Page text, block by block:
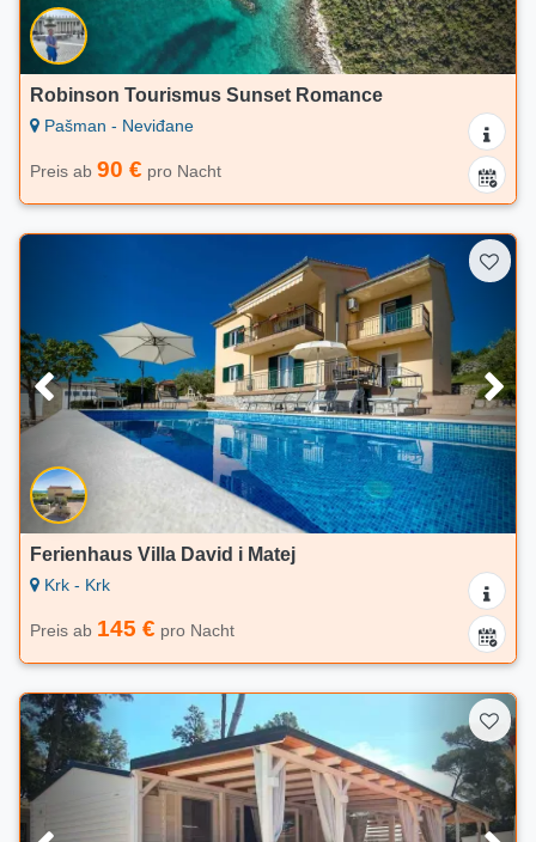
Robinson Tourismus Sunset Romance
Pašman - Neviđane
Preis ab 90 € pro Nacht
Ferienhaus Villa David i Matej
Krk - Krk
Preis ab 145 € pro Nacht